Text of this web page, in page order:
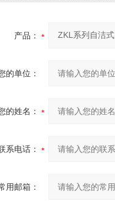
产品：
的单位：
的姓名：
系电话：
用邮箱：